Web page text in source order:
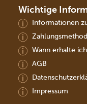
Wichtige
Informationen
Wann erhalte
AGB
Impressum